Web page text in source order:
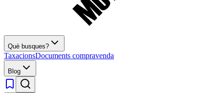
Què busques?
TaxacionsDocuments compravenda
Blog